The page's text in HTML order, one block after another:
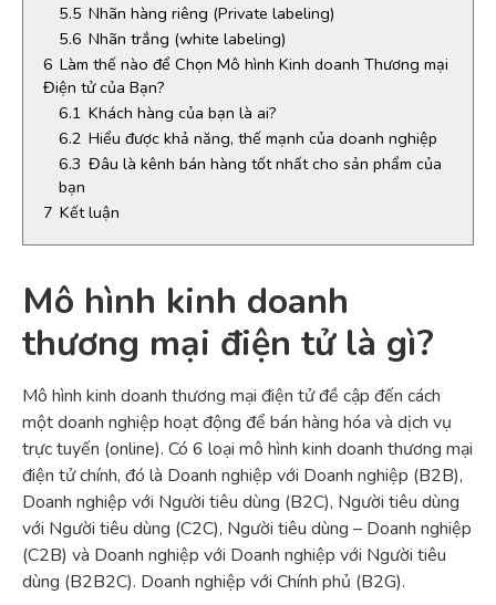
5.5 Nhãn hàng riêng (Private labeling)
5.6 Nhãn trắng (white labeling)
6 Làm thế nào để Chọn Mô hình Kinh doanh Thương mại
Điện tử của Bạn?
6.1 Khách hàng của bạn là ai?
6.2 Hiểu được khả năng, thế mạnh của doanh nghiệp
6.3 Đâu là kênh bán hàng tốt nhất cho sản phẩm của
bạn
7 Kết luận
Mô hình kinh doanh
thương mại điện tử là gì?
Mô hình kinh doanh thương mại điện tử đề cập đến cách
một doanh nghiệp hoạt động để bán hàng hóa và dịch vụ
trực tuyến (online). Có 6 loại mô hình kinh doanh thương mại
điện tử chính, đó là Doanh nghiệp với Doanh nghiệp (B2B),
Doanh nghiệp với Người tiêu dùng (B2C), Người tiêu dùng
với Người tiêu dùng (C2C), Người tiêu dùng – Doanh nghiệp
(C2B) và Doanh nghiệp với Doanh nghiệp với Người tiêu
dùng (B2B2C). Doanh nghiệp với Chính phủ (B2G).